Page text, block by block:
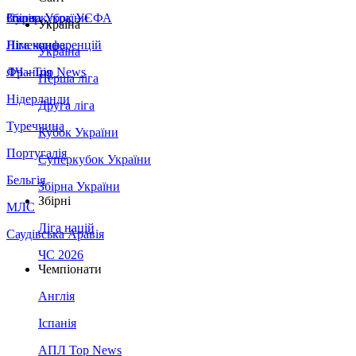
Збірна України
Італія
Німеччина
Франція
Нідерланди
Туреччина
Португалія
Бельгія
МЛС
Саудівська Аравія
Суперкубок УЄФА
Ліга конференцій
ЛЧ - Top News
Україна
Україна
Перша ліга
Друга ліга
Кубок України
Суперкубок України
Збірна України
Збірні
Ліга націй
ЧС 2026
Чемпіонати
Англія
Іспанія
АПЛ Top News